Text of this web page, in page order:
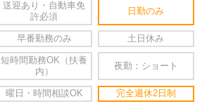
送迎あり・自動車免
許必須
日勤のみ
早番勤務のみ 土日休み
短時間勤務OK（扶養
内）
夜勤：ショート
曜日・時間相談OK 完全週休2日制